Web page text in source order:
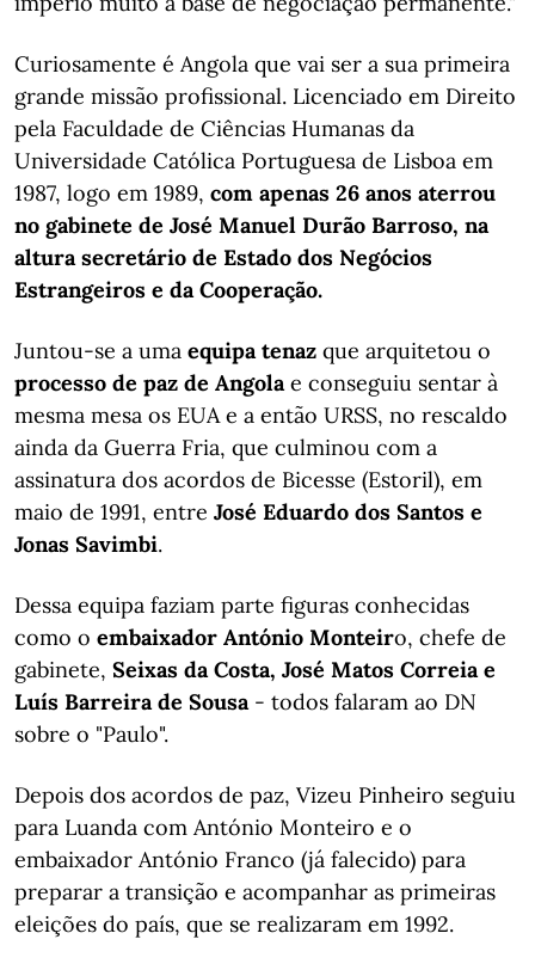
Curiosamente é Angola que vai ser a sua primeira
grande missão profissional. Licenciado em Direito
pela Faculdade de Ciências Humanas da
Universidade Católica Portuguesa de Lisboa em
1987, logo em 1989, com apenas 26 anos aterrou
no gabinete de José Manuel Durão Barroso, na
altura secretário de Estado dos Negócios
Estrangeiros e da Cooperação.
Juntou-se a uma equipa tenaz que arquitetou o
processo de paz de Angolae conseguiu sentar à
mesma mesa os EUA e a então URSS, no rescaldo
ainda da Guerra Fria, que culminou com a
assinatura dos acordos de Bicesse (Estoril), em
maio de 1991, entre José Eduardo dos Santos e
Jonas Savimbi.
Dessa equipa faziam parte figuras conhecidas
como o embaixador António Monteiro, chefe de
gabinete, Seixas da Costa, José Matos Correia e
Luís Barreira de Sousa- todos falaram ao DN
sobre o "Paulo".
Depois dos acordos de paz, Vizeu Pinheiro seguiu
para Luanda com António Monteiro e o
embaixador António Franco (já falecido) para
preparar a transição e acompanhar as primeiras
eleições do país, que se realizaram em 1992.